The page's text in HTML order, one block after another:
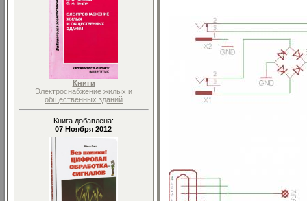
Книги
Электроснабжение жилых и
общественных зданий
Книга добавлена:
07 Ноября 2012